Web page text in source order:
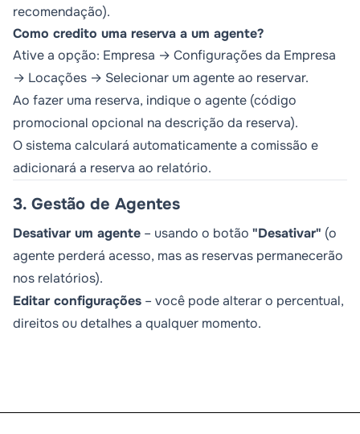
recomendação).
Como credito uma reserva a um agente?
Ative a opção: Empresa → Configurações da Empresa
→ Locações → Selecionar um agente ao reservar.
Ao fazer uma reserva, indique o agente (código
promocional opcional na descrição da reserva).
O sistema calculará automaticamente a comissão e
adicionará a reserva ao relatório.
3. Gestão de Agentes
Desativar um agente – usando o botão "Desativar" (o
agente perderá acesso, mas as reservas permanecerão
nos relatórios).
Editar configurações – você pode alterar o percentual,
direitos ou detalhes a qualquer momento.